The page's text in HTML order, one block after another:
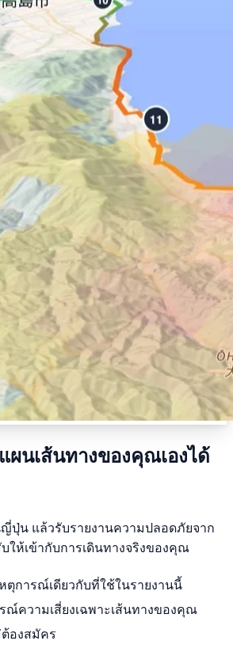
ผนเส้นทางของคุณเองได้
ญี่ปุ่น แล้วรับรายงานความปลอดภัยจาก
ให้เข้ากับการเดินทางจริงของคุณ
ตุการณ์เดียวกับที่ใช้ในรายงานนี้
ณ์ความเสี่ยงเฉพาะเส้นทางของคุณ
องสมัคร